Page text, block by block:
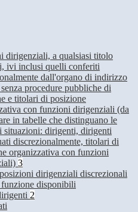
dirigenziali, a qualsiasi titolo
ivi inclusi quelli conferiti
dall'organo di indirizzo
procedure pubbliche di
e titolari di posizione
con funzioni dirigenziali (da
in tabelle che distinguano le
situazioni: dirigenti, dirigenti
discrezionalmente, titolari di
organizzativa con funzioni
3
dirigenziali discrezionali
disponibili
2